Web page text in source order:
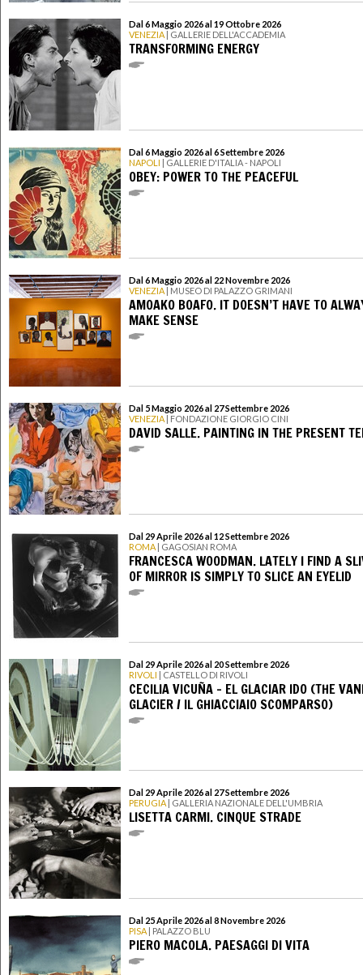
Dal 6 Maggio 2026 al 19 Ottobre 2026
VENEZIA | GALLERIE DELL'ACCADEMIA
TRANSFORMING ENERGY
Dal 6 Maggio 2026 al 6 Settembre 2026
NAPOLI | GALLERIE D'ITALIA - NAPOLI
OBEY: POWER TO THE PEACEFUL
Dal 6 Maggio 2026 al 22 Novembre 2026
VENEZIA | MUSEO DI PALAZZO GRIMANI
AMOAKO BOAFO. IT DOESN’T HAVE TO
MAKE SENSE
Dal 5 Maggio 2026 al 27 Settembre 2026
VENEZIA | FONDAZIONE GIORGIO CINI
DAVID SALLE. PAINTING IN THE PRESENT
Dal 29 Aprile 2026 al 12 Settembre 2026
ROMA | GAGOSIAN ROMA
FRANCESCA WOODMAN. LATELY I FIND A
OF MIRROR IS SIMPLY TO SLICE AN EYELID
Dal 29 Aprile 2026 al 20 Settembre 2026
RIVOLI | CASTELLO DI RIVOLI
CECILIA VICUÑA – EL GLACIAR IDO (THE
GLACIER / IL GHIACCIAIO SCOMPARSO)
Dal 29 Aprile 2026 al 27 Settembre 2026
PERUGIA | GALLERIA NAZIONALE DELL'UMBRIA
LISETTA CARMI. CINQUE STRADE
Dal 25 Aprile 2026 al 8 Novembre 2026
PISA | PALAZZO BLU
PIERO MACOLA. PAESAGGI DI VITA